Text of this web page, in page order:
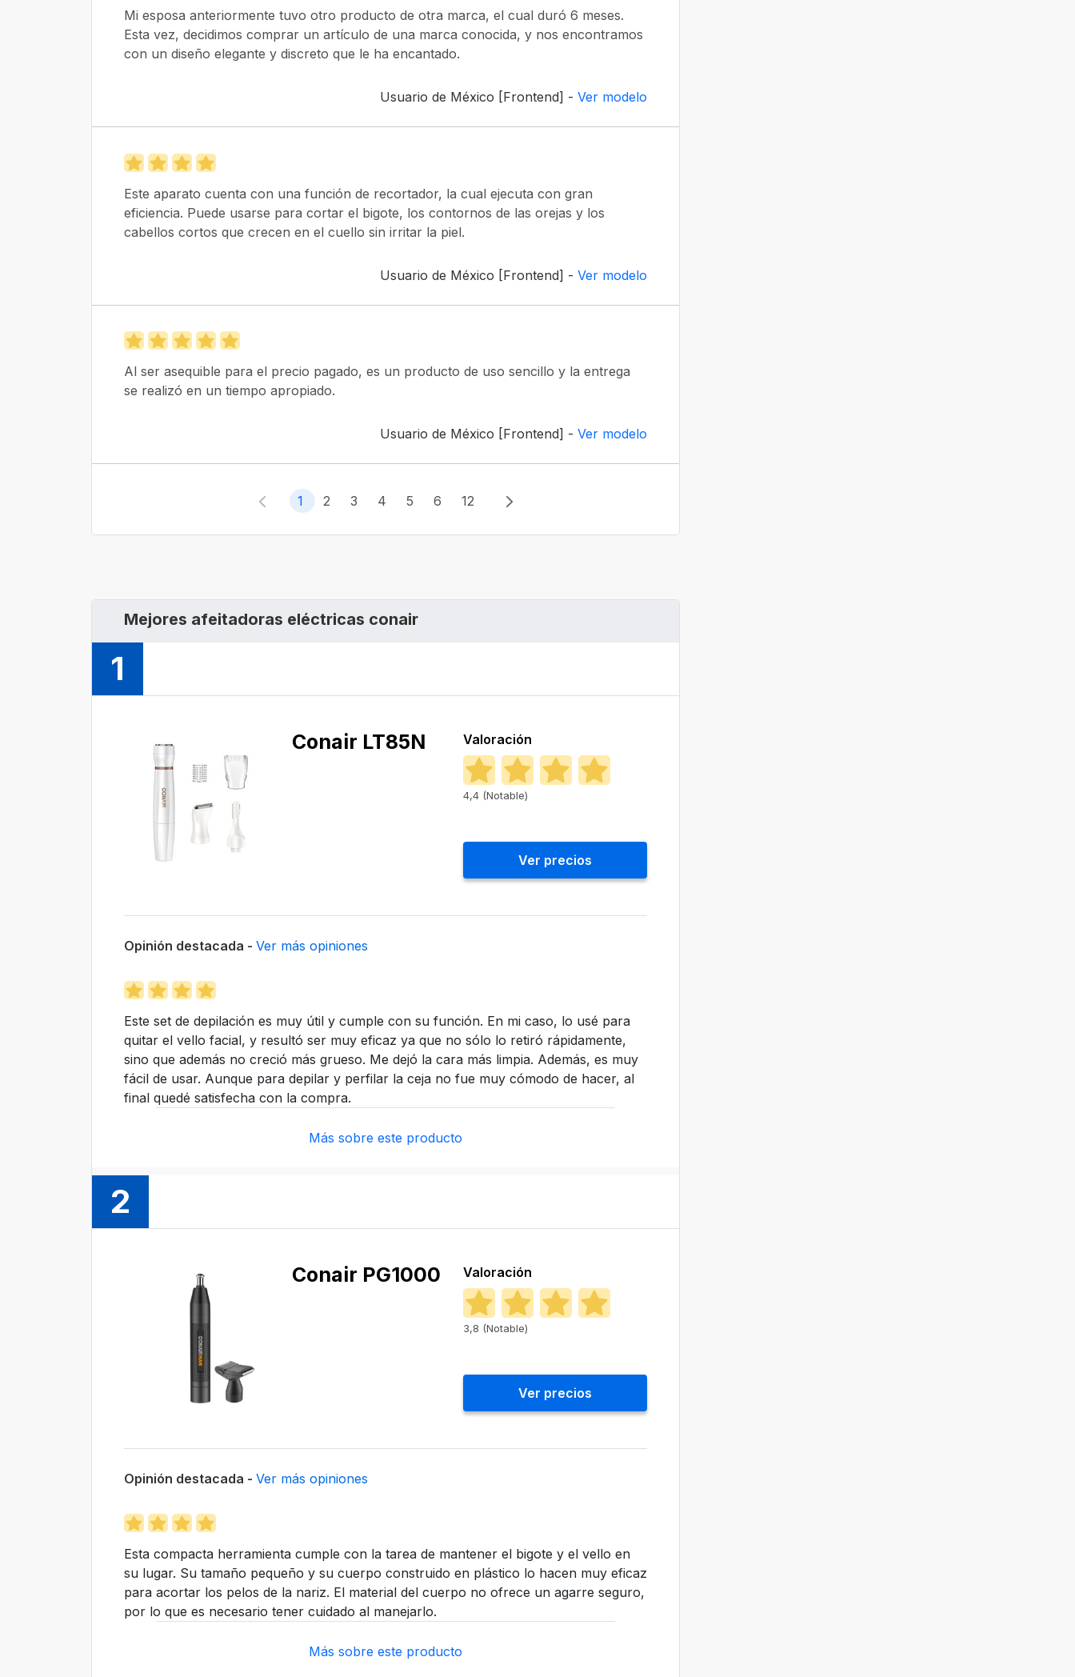
Mi esposa anteriormente tuvo otro producto de otra marca, el cual duró 6 meses.
Esta vez, decidimos comprar un artículo de una marca conocida, y nos encontramos
con un diseño elegante y discreto que le ha encantado.
Usuario de México [Frontend] - Ver modelo
Este aparato cuenta con una función de recortador, la cual ejecuta con gran
eficiencia. Puede usarse para cortar el bigote, los contornos de las orejas y los
cabellos cortos que crecen en el cuello sin irritar la piel.
Usuario de México [Frontend] - Ver modelo
Al ser asequible para el precio pagado, es un producto de uso sencillo y la entrega
se realizó en un tiempo apropiado.
Usuario de México [Frontend] - Ver modelo
1 2 3 4 5 6 12
Mejores afeitadoras eléctricas conair
1
Conair LT85N Valoración
4,4 (Notable)
Ver precios
Opinión destacada - Ver más opiniones
Este set de depilación es muy útil y cumple con su función. En mi caso, lo usé para
quitar el vello facial, y resultó ser muy eficaz ya que no sólo lo retiró rápidamente,
sino que además no creció más grueso. Me dejó la cara más limpia. Además, es muy
fácil de usar. Aunque para depilar y perfilar la ceja no fue muy cómodo de hacer, al
final quedé satisfecha con la compra.
Más sobre este producto
2
Conair PG1000 Valoración
3,8 (Notable)
Ver precios
Opinión destacada - Ver más opiniones
Esta compacta herramienta cumple con la tarea de mantener el bigote y el vello en
su lugar. Su tamaño pequeño y su cuerpo construido en plástico lo hacen muy eficaz
para acortar los pelos de la nariz. El material del cuerpo no ofrece un agarre seguro,
por lo que es necesario tener cuidado al manejarlo.
Más sobre este producto